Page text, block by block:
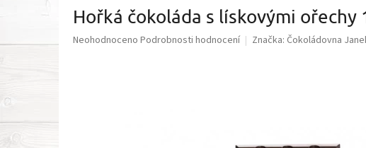
Hořká čokoláda s lískovými ořechy
Průměrné
Neohodnoceno Podrobnosti hodnocení Značka: Čokoládovna